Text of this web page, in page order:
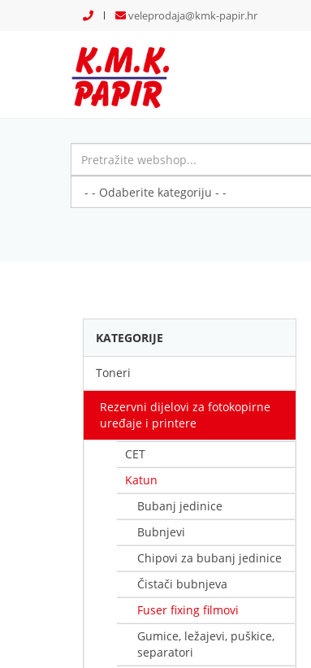
veleprodaja@kmk-papir.hr
KATEGORIJE
Toneri
Rezervni dijelovi za fotokopirne
uređaje i printere
CET
Katun
Bubanj jedinice
Bubnjevi
Chipovi za bubanj jedinice
Čistači bubnjeva
Fuser fixing filmovi
Gumice, ležajevi, puškice,
separatori